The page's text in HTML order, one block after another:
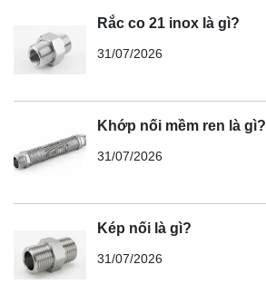
Rắc co 21 inox là gì?
31/07/2026
Khớp nối mềm ren là gì?
31/07/2026
Kép nối là gì?
31/07/2026